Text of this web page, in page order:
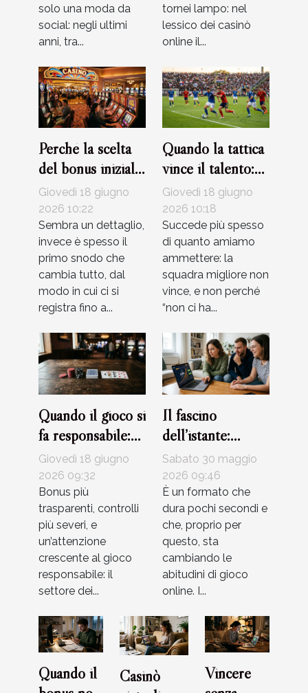
solo una moda da
social: negli ultimi
anni, tra...
tornei lampo: nel
lessico dei casinò
online il...
Perché la scelta
del bonus iniziale
può influenzare la
tua esperienza al
casinò
Giovedì 18 giugno
2026 10:22
Sembra un dettaglio,
invece è spesso il
primo snodo che
cambia tutto, dal
modo in cui ci si
registra fino a...
Quando la tattica
vince il talento:
storie di partite
indimenticabili
Giovedì 18 giugno
2026 10:18
Succede più spesso
di quanto amiamo
ammettere: la
squadra migliore non
vince, e non perché
“non ci ha...
Quando il gioco si
fa responsabile:
attualità e limiti
nei bonus dei
casinò
Giovedì 18 giugno
2026 09:32
Bonus più
trasparenti, controlli
più severi, e
un’attenzione
crescente al gioco
responsabile: il
settore dei...
Il fascino
dell’istante:
perché i crash
game stanno
rivoluzionando il
gioco d’azzardo
Sabato 30 maggio
2026 09:46
È un formato che
dura pochi secondi e
che, proprio per
questo, sta
cambiando le
abitudini di gioco
online. I...
Quando il
Casinò
Vincere